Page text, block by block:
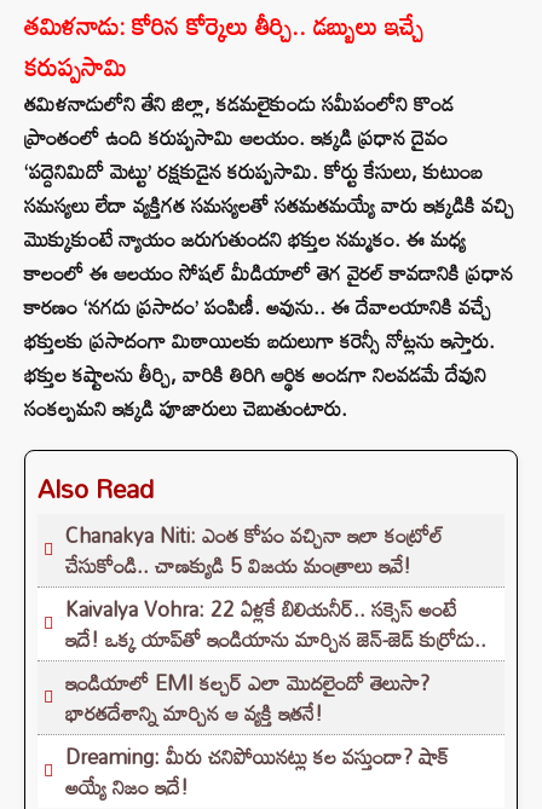
తమిళనాడు: కోరిన కోర్కెలు తీర్చి.. డబ్బులు ఇచ్చే
కరుప్పసామి
తమిళనాడులోని తేని జిల్లా, కడమలైకుండు సమీపంలోని కొండ
ప్రాంతంలో ఉంది కరుప్పసామి ఆలయం. ఇక్కడి ప్రధాన దైవం
‘పద్దెనిమిదో మెట్టు’ రక్షకుడైన కరుప్పసామి. కోర్టు కేసులు, కుటుంబ
సమస్యలు లేదా వ్యక్తిగత సమస్యలతో సతమతమయ్యే వారు ఇక్కడికి వచ్చి
మొక్కుకుంటే న్యాయం జరుగుతుందని భక్తుల నమ్మకం. ఈ మధ్య
కాలంలో ఈ ఆలయం సోషల్ మీడియాలో తెగ వైరల్ కావడానికి ప్రధాన
కారణం ‘నగదు ప్రసాదం’ పంపిణీ. అవును.. ఈ దేవాలయానికి వచ్చే
భక్తులకు ప్రసాదంగా మిఠాయిలకు బదులుగా కరెన్సీ నోట్లను ఇస్తారు.
భక్తుల కష్టాలను తీర్చి, వారికి తిరిగి ఆర్థిక అండగా నిలవడమే దేవుని
సంకల్పమని ఇక్కడి పూజారులు చెబుతుంటారు.
Also Read
Chanakya Niti: ఎంత కోపం వచ్చినా ఇలా కంట్రోల్
చేసుకోండి.. చాణక్యుడి 5 విజయ మంత్రాలు ఇవే!
Kaivalya Vohra: 22 ఏళ్లకే బిలియనీర్.. సక్సెస్ అంటే
ఇదే! ఒక్క యాప్‌తో ఇండియాను మార్చిన జెన్-జెడ్ కుర్రోడు..
ఇండియాలో EMI కల్చర్ ఎలా మొదలైందో తెలుసా?
భారతదేశాన్ని మార్చిన ఆ వ్యక్తి ఇతనే!
Dreaming: మీరు చనిపోయినట్లు కల వస్తుందా? షాక్
అయ్యే నిజం ఇదే!